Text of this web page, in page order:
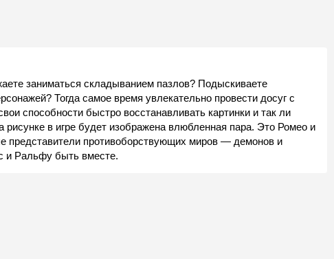
заниматься складыванием пазлов? Подыскиваете
Тогда самое время увлекательно провести досуг с
способности быстро восстанавливать картинки и так ли
в игре будет изображена влюбленная пара. Это Ромео и
представители противоборствующих миров — демонов и
и Ральфу быть вместе.